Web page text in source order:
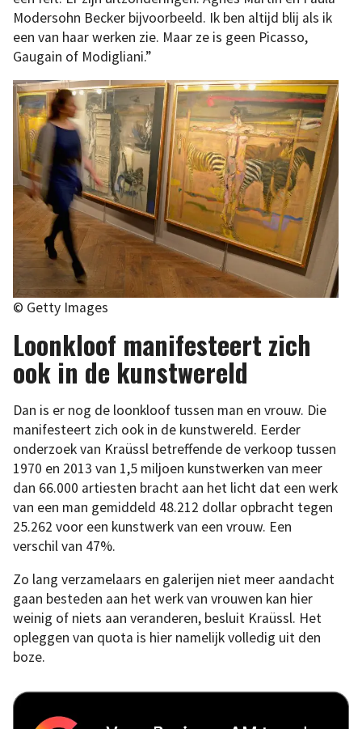
Modersohn Becker bijvoorbeeld. Ik ben altijd blij als ik
een van haar werken zie. Maar ze is geen Picasso,
Gaugain of Modigliani.”
© Getty Images
Loonkloof manifesteert zich
ook in de kunstwereld
Dan is er nog de loonkloof tussen man en vrouw. Die
manifesteert zich ook in de kunstwereld. Eerder
onderzoek van Kraüssl betreffende de verkoop tussen
1970 en 2013 van 1,5 miljoen kunstwerken van meer
dan 66.000 artiesten bracht aan het licht dat een werk
van een man gemiddeld 48.212 dollar opbracht tegen
25.262 voor een kunstwerk van een vrouw. Een
verschil van 47%.
Zo lang verzamelaars en galerijen niet meer aandacht
gaan besteden aan het werk van vrouwen kan hier
weinig of niets aan veranderen, besluit Kraüssl. Het
opleggen van quota is hier namelijk volledig uit den
boze.